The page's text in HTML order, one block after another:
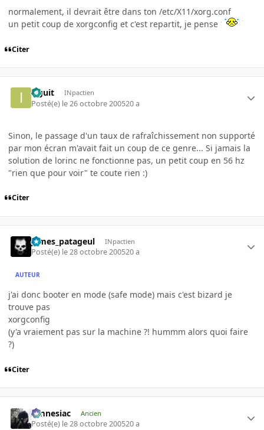
normalement, il devrait être dans ton /etc/X11/xorg.conf
un petit coup de xorgconfig et c'est repartit, je pense
Citer
izguit INpactien
Posté(e) le 26 octobre 200520 a
Sinon, le passage d'un taux de rafraîchissement non supporté
par mon écran m'avait fait un coup de ce genre... Si jamais la
solution de lorinc ne fonctionne pas, un petit coup en 56 hz
"rien que pour voir" te coute rien :)
Citer
james_patageul INpactien
Posté(e) le 28 octobre 200520 a
AUTEUR
j'ai donc booter en mode (safe mode) mais c'est bizard je
trouve pas
xorgconfig
(y'a vraiement pas sur la machine ?! hummm alors quoi faire
?)
Citer
Amnesiac Ancien
Posté(e) le 28 octobre 200520 a